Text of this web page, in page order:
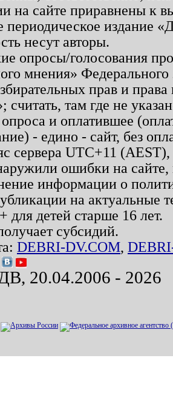
на сайте приравнены к
периодическое издание
несут авторы.
опросы/голосования
мнения»
прав и
считать, там где не
и оплатившее
- едино - сайт, без
сервера UTC+11
ошибки на
информации о
на актуальные
детей старше 16 лет.
субсидий.
DEBRI-DV.COM,
20.04.2006 - 2026